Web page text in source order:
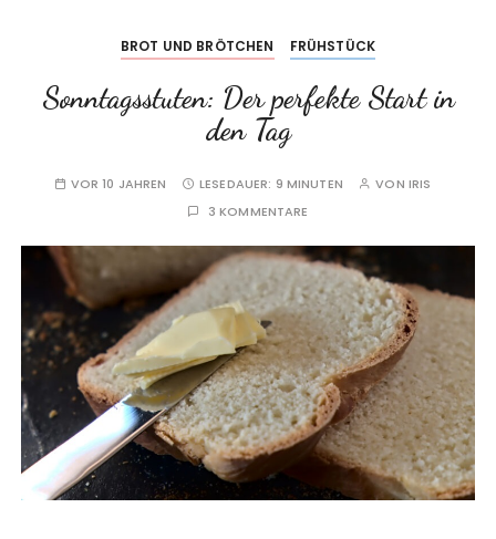
BROT UND BRÖTCHEN FRÜHSTÜCK
Sonntagsstuten: Der perfekte Start in
den Tag
VOR 10 JAHREN LESEDAUER: 9 MINUTEN VON IRIS
3 KOMMENTARE